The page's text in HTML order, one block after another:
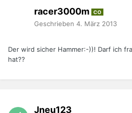
racer3000m CO
Geschrieben 4. März 2013
Der wird sicher Hammer:-))! Darf ich
hat??
Jneu123